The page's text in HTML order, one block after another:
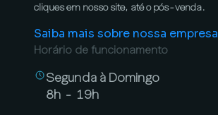
cliques em nosso site, até o pós-venda.
Saiba mais sobre nossa empresa
Horário de funcionamento
Segunda à Domingo
8h - 19h